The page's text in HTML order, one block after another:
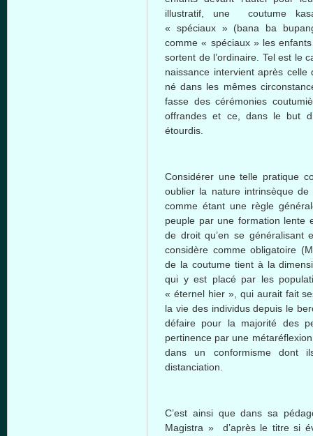
illustratif, une coutume
« spéciaux » (bana ba
comme « spéciaux » les
sortent de l’ordinaire. Tel est le
naissance intervient après celle
né dans les mêmes
fasse des cérémonies
offrandes et ce, dans le but
étourdis.
Considérer une telle pratique
oublier la nature intrinsèque
comme étant une règle
peuple par une formation lente
de droit qu’en se généralisant
considère comme obligatoire
de la coutume tient à la
qui y est placé par les
« éternel hier », qui aurait fait
la vie des individus depuis le
défaire pour la majorité des
pertinence par une
dans un conformisme dont
distanciation.
C’est ainsi que dans sa
Magistra » d’après le titre si